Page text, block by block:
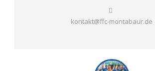
kontakt@ffc-montabaur.de